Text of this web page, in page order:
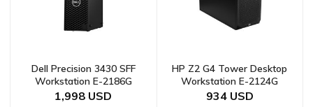
Dell Precision 3430 SFF
Workstation E-2186G
1,998
HP Z2 G4 Tower Desktop
Workstation E-2124G
934